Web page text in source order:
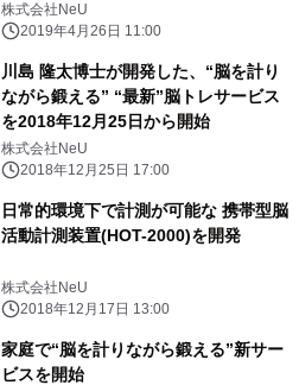
株式会社NeU
2019年4月26日 11:00
川島 隆太博士が開発した、“脳を計り
ながら鍛える” “最新”脳トレサービス
を2018年12月25日から開始
株式会社NeU
2018年12月25日 17:00
日常的環境下で計測が可能な 携帯型脳
活動計測装置(HOT-2000)を開発
株式会社NeU
2018年12月17日 13:00
家庭で“脳を計りながら鍛える”新サー
ビスを開始